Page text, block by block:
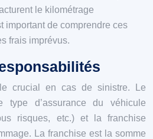
le kilométrage
important de comprendre ces
frais imprévus.
crucial en cas de sinistre. Le
type d’assurance du véhicule
risques, etc.) et la franchise
La franchise est la somme